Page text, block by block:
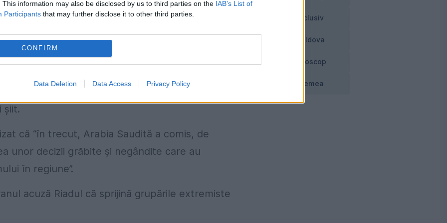
This information may also be disclosed by us to third parties on the IAB’s List of
Participants that may further disclose it to other third parties.
CONFIRM
Data Deletion Data Access Privacy Policy
a folosit acest incident drept scuză
Abdollahian, a declarat că decizia Arabiei
cu Teheranul, nu va face uitată “marea
șiit.
că “în trecut, Arabia Saudită a comis, de
unor decizii grăbite și negândite care au
în regiune”.
acuză Riadul că sprijină grupările extremiste
Exclusiv
Moldova
Horoscop
Vremea